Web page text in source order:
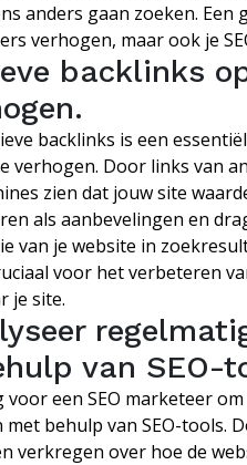
anders gaan zoeken. Een
verhogen, maar ook je
backlinks
backlinks is een
verhogen. Door links van
zien dat jouw site
als aanbevelingen en
van je website in
voor het verbeteren
je site.
van SEO-
voor een SEO marketeer
behulp van SEO-tools.
verkregen over hoe de